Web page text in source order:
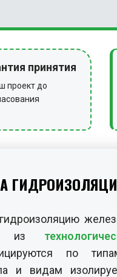
принятия
проект до
из
по
и видам